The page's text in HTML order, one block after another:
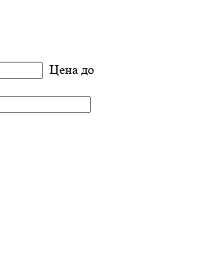
Цена до